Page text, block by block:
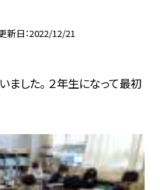
新日 2022/12/21
ました。 ２年生になって最初